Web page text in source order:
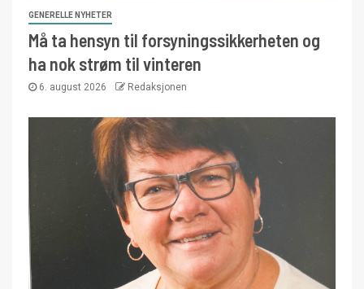
GENERELLE NYHETER
Må ta hensyn til forsyningssikkerheten og
ha nok strøm til vinteren
6. august 2026 Redaksjonen